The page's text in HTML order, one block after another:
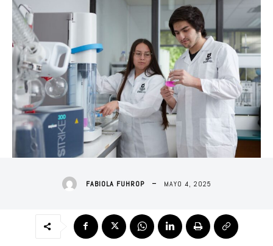
FABIOLA FUHROP MAYO 4, 2025